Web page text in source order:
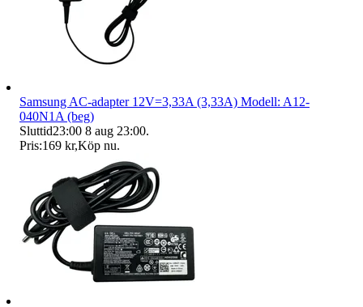
Samsung AC-adapter 12V=3,33A (3,33A) Modell: A12-
040N1A (beg)
Sluttid23:00 8 aug 23:00.
Pris:169 kr,Köp nu.